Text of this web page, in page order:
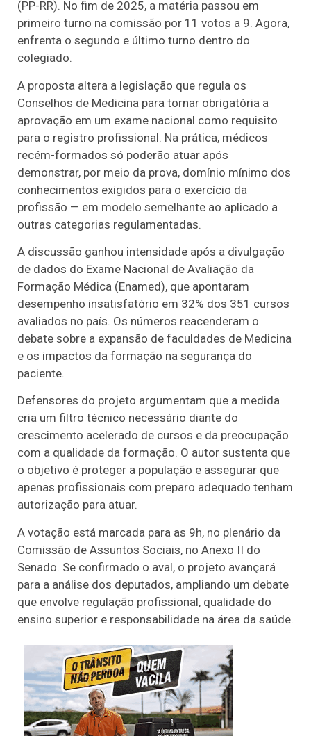
(PP-RR). No fim de 2025, a matéria passou em
primeiro turno na comissão por 11 votos a 9. Agora,
enfrenta o segundo e último turno dentro do
colegiado.
A proposta altera a legislação que regula os
Conselhos de Medicina para tornar obrigatória a
aprovação em um exame nacional como requisito
para o registro profissional. Na prática, médicos
recém-formados só poderão atuar após
demonstrar, por meio da prova, domínio mínimo dos
conhecimentos exigidos para o exercício da
profissão — em modelo semelhante ao aplicado a
outras categorias regulamentadas.
A discussão ganhou intensidade após a divulgação
de dados do Exame Nacional de Avaliação da
Formação Médica (Enamed), que apontaram
desempenho insatisfatório em 32% dos 351 cursos
avaliados no país. Os números reacenderam o
debate sobre a expansão de faculdades de Medicina
e os impactos da formação na segurança do
paciente.
Defensores do projeto argumentam que a medida
cria um filtro técnico necessário diante do
crescimento acelerado de cursos e da preocupação
com a qualidade da formação. O autor sustenta que
o objetivo é proteger a população e assegurar que
apenas profissionais com preparo adequado tenham
autorização para atuar.
A votação está marcada para as 9h, no plenário da
Comissão de Assuntos Sociais, no Anexo II do
Senado. Se confirmado o aval, o projeto avançará
para a análise dos deputados, ampliando um debate
que envolve regulação profissional, qualidade do
ensino superior e responsabilidade na área da saúde.